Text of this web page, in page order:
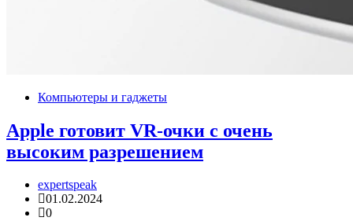
Компьютеры и гаджеты
Apple готовит VR-очки с очень
высоким разрешением
expertspeak
01.02.2024
0